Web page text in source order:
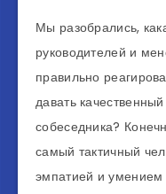
Мы разобрались,
руководителей и
правильно
давать
собеседника?
самый тактичный
эмпатией и умением